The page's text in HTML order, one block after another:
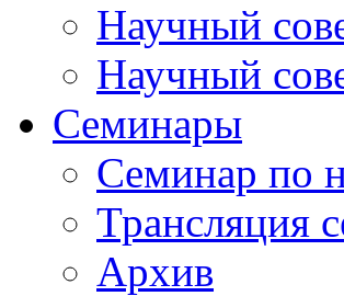
Научный
Научный
Семинары
Семинар по
Трансляция
Архив